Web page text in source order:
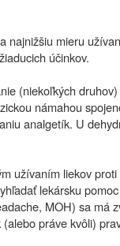
najnižšiu mieru
účinkov.
(niekoľkých
námahou
analgetík. U
užívaním liekov
lekársku
MOH) sa má
práve kvôli)